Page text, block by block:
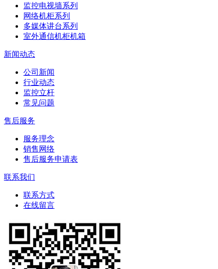
监控电视墙系列
网络机柜系列
多媒体讲台系列
室外通信机柜机箱
新闻动态
公司新闻
行业动态
监控立杆
常见问题
售后服务
服务理念
销售网络
售后服务申请表
联系我们
联系方式
在线留言